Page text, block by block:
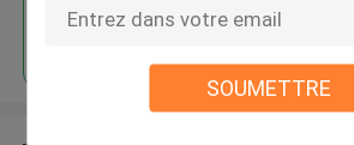
SOUMETTRE
Continuer